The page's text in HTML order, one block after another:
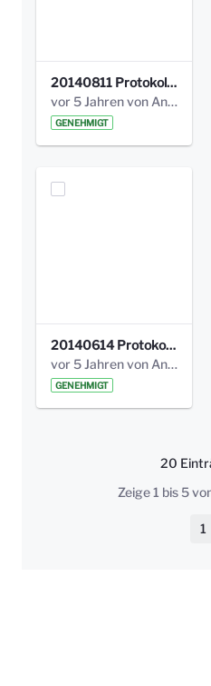
20140811 Protokoll Park am Gesundheitsamt 02.pdf
vor 5 Jahren von Anni Schlumberger
GENEHMIGT
20140614 Protokoll Park Am Gesundheitsamt 00.pdf
vor 5 Jahren von Anni Schlumberger
GENEHMIGT
20
Zeige 1 bis 5
1